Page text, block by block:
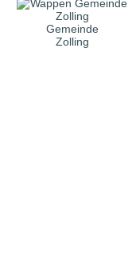
Gemeinde
Zolling